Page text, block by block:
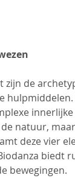
zijn de
natuur,
deze vier
biedt
bewegingen.